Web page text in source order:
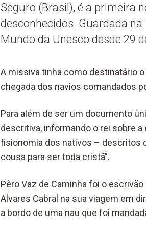
Seguro (Brasil), é a primeira
desconhecidos. Guardada
Mundo da Unesco desde 29
A missiva tinha como destinatário
chegada dos navios comandados
Para além de ser um documento
descritiva, informando o rei sobre
fisionomia dos nativos – descritos
cousa para ser toda cristã”.
Pêro Vaz de Caminha foi o
Alvares Cabral na sua viagem em
a bordo de uma nau que foi